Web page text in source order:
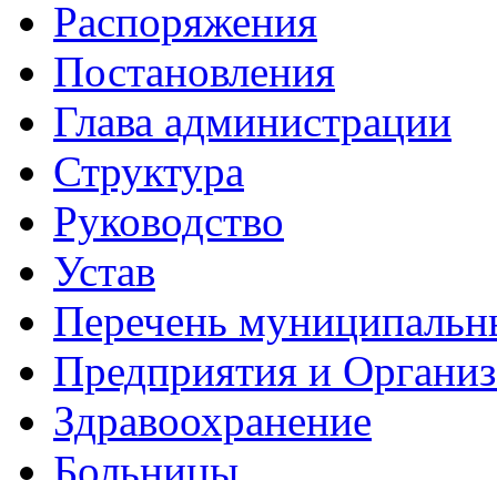
Распоряжения
Постановления
Глава администрации
Структура
Руководство
Устав
Перечень
Предприятия и
Здравоохранение